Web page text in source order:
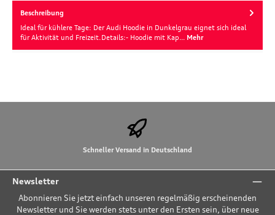
Beschreibung
Ideal für kühlere Tage: Der Audi Hoodie in Dunkelgrau eignet sich ideal
für Aktivität und Freizeit.Details:- Hoodie mit Kap… Mehr
Schneller Versand in Deutschland
Newsletter
Abonnieren Sie jetzt einfach unseren regelmäßig erscheinenden
Newsletter und Sie werden stets unter den Ersten sein, über neue